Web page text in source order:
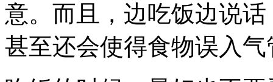
意。而且，边吃饭边说
甚至还会使得食物误入